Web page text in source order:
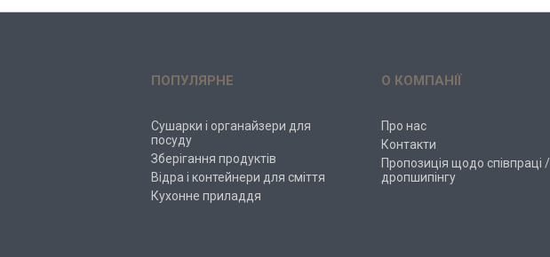
ПОПУЛЯРНЕ
Сушарки і органайзери для
посуду
Зберігання продуктів
Відра і контейнери для сміття
Кухонне приладдя
О КОМПАНІЇ
Про нас
Контакти
Пропозиція щодо співпраці /
дропшипінгу